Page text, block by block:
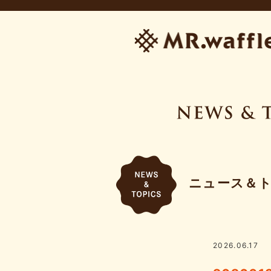
ニュース＆
2026.06.17